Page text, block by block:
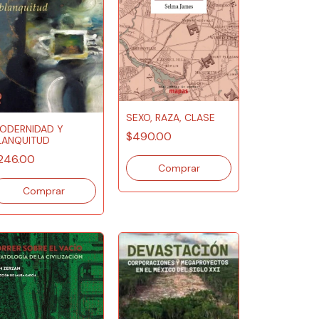
Y
SEXO, RAZA, CLASE
$490.00